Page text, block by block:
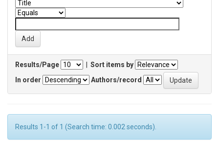
Results/Page
Sort items by
In order
Authors/record
Results 1-1 of 1 (Search time: 0.002 seconds).